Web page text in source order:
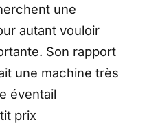
une
autant vouloir
Son rapport
une machine très
éventail
prix